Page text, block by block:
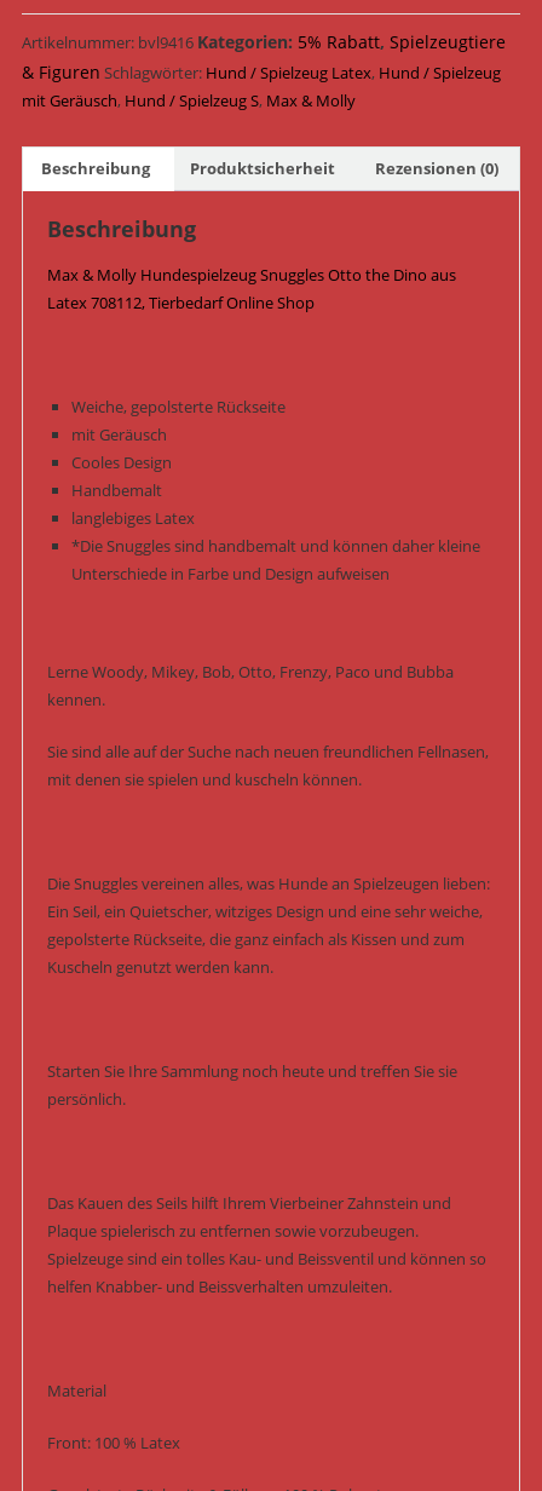
Hundespielzeug
Snuggles
Otto
the
Latex
14,5
708112
Menge
Artikelnummer: bvl9416 Kategorien: 5% Rabatt, Spielzeugtiere
& Figuren Schlagwörter: Hund / Spielzeug Latex, Hund / Spielzeug
mit Geräusch, Hund / Spielzeug S, Max & Molly
Beschreibung Produktsicherheit Rezensionen (0)
Beschreibung
Max & Molly Hundespielzeug Snuggles Otto the Dino aus
Latex 708112, Tierbedarf Online Shop
Weiche, gepolsterte Rückseite
mit Geräusch
Cooles Design
Handbemalt
langlebiges Latex
*Die Snuggles sind handbemalt und können daher kleine
Unterschiede in Farbe und Design aufweisen
Lerne Woody, Mikey, Bob, Otto, Frenzy, Paco und Bubba
kennen.
Sie sind alle auf der Suche nach neuen freundlichen Fellnasen,
mit denen sie spielen und kuscheln können.
Die Snuggles vereinen alles, was Hunde an Spielzeugen lieben:
Ein Seil, ein Quietscher, witziges Design und eine sehr weiche,
gepolsterte Rückseite, die ganz einfach als Kissen und zum
Kuscheln genutzt werden kann.
Starten Sie Ihre Sammlung noch heute und treffen Sie sie
persönlich.
Das Kauen des Seils hilft Ihrem Vierbeiner Zahnstein und
Plaque spielerisch zu entfernen sowie vorzubeugen.
Spielzeuge sind ein tolles Kau- und Beissventil und können so
helfen Knabber- und Beissverhalten umzuleiten.
Material
Front: 100 % Latex